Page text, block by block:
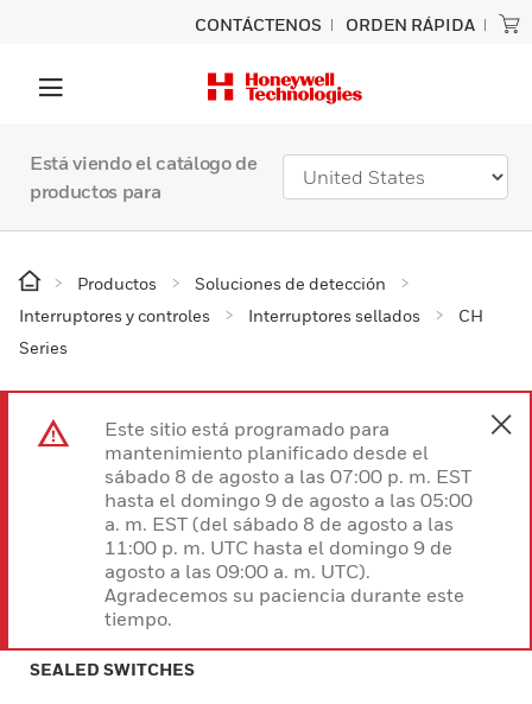
CONTÁCTENOS ORDEN RÁPIDA
Está viendo el catálogo de
productos para
Productos
Soluciones de detección
Interruptores y controles
Interruptores sellados
CH
Series
Este sitio está programado para
mantenimiento planificado desde el
sábado 8 de agosto a las 07:00 p. m. EST
hasta el domingo 9 de agosto a las 05:00
a. m. EST (del sábado 8 de agosto a las
11:00 p. m. UTC hasta el domingo 9 de
agosto a las 09:00 a. m. UTC).
Agradecemos su paciencia durante este
tiempo.
SEALED SWITCHES